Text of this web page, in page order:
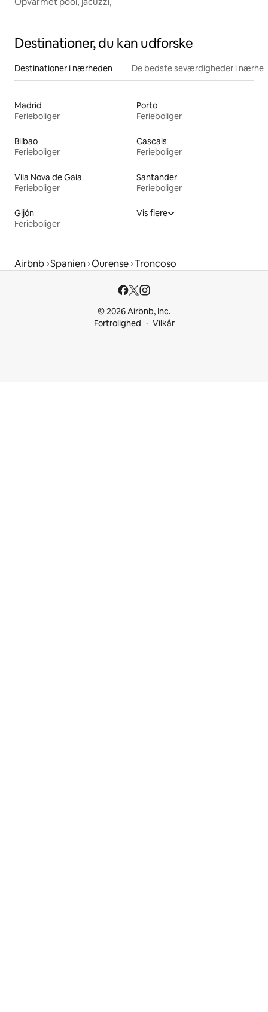
Destinationer, du kan udforske
Destinationer i nærheden De bedste seværdigheder i
Madrid
Ferieboliger
Porto
Ferieboliger
Bilbao
Ferieboliger
Cascais
Ferieboliger
Vila Nova de Gaia
Ferieboliger
Santander
Ferieboliger
Gijón
Ferieboliger
Vis flere
Airbnb Spanien Ourense Troncoso
© 2026 Airbnb, Inc.
Fortrolighed
Vilkår